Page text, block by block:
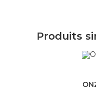
Produits